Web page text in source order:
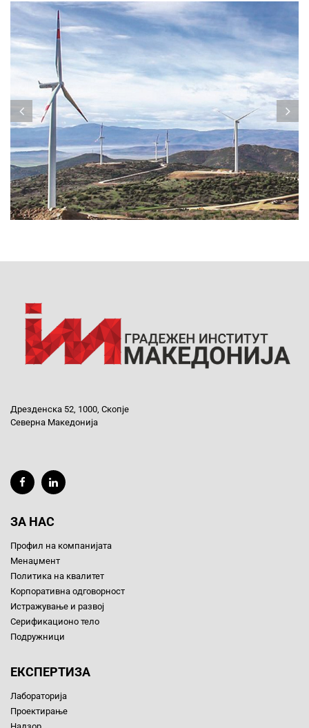
Дрезденска 52, 1000, Скопје
Северна Македонија
ЗА НАС
Профил на компанијата
Менаџмент
Политика на квалитет
Корпоративна одговорност
Истражување и развој
Серификационо тело
Подружници
ЕКСПЕРТИЗА
Лабораторија
Проектирање